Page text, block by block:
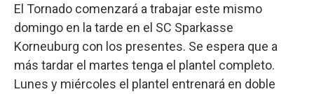
El Tornado comenzará a trabajar este mismo
domingo en la tarde en el SC Sparkasse
Korneuburg con los presentes. Se espera que a
más tardar el martes tenga el plantel completo.
Lunes y miércoles el plantel entrenará en doble